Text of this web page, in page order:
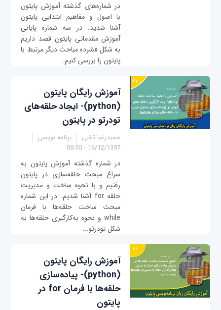
در شماره‌های گذشته آموزش پایتون
با اصول و مفاهیم ابتدایی پایتون
آشنا شدید. در سه شماره پایانی
آموزش مقدماتی پایتون قصد داریم
به شکل فشرده مباحث دیگر مرتبط با
پایتون را بررسی کنیم.
آموزش رایگان پایتون
(python)- ایجاد حلقه‌های
تودرتو در پایتون
حمیدرضا تائبی
برنامه نویسی
16/12/1397 - 08:50
در شماره گذشته آموزش پایتون به
سراغ مبحث حلقه‌سازی در پایتون
رفتیم و با نحوه ساخت و مدیریت
حلقه for آشنا شدیم. در این شماره
مبحث ساخت حلقه‌ها با فرمان
while و نحوه به‌کارگیری حلقه‌ها به
شکل تودرتو...
آموزش رایگان پایتون
(python)- پیاده‌سازی
حلقه‌ها با فرمان for در
پایتون